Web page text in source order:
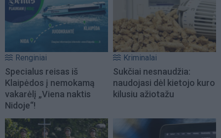
Renginiai
Specialus reisas iš
Klaipėdos į nemokamą
vakarėlį „Viena naktis
Nidoje“!
Kriminalai
Sukčiai nesnaudžia:
naudojasi dėl kietojo kuro
kilusiu ažiotažu